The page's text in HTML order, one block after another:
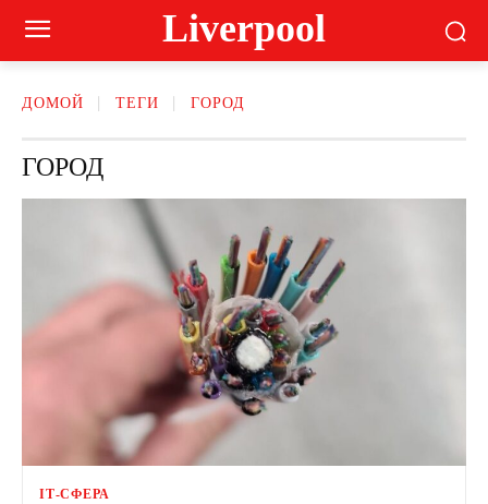
Liverpool
ДОМОЙ ТЕГИ ГОРОД
ГОРОД
ІТ-СФЕРА